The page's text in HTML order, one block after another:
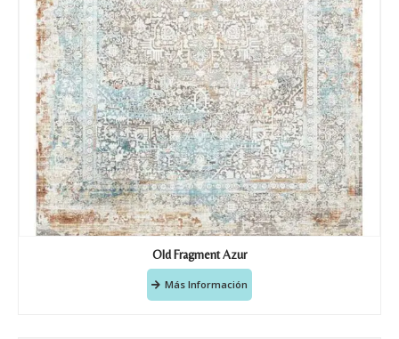
Old Fragment Azur
Más Información